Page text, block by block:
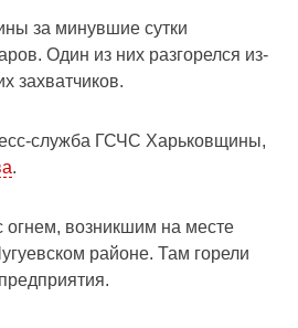
за минувшие сутки
Один из них разгорелся из-
захватчиков.
служба ГСЧС Харьковщины,
.
возникшим на месте
районе. Там горели